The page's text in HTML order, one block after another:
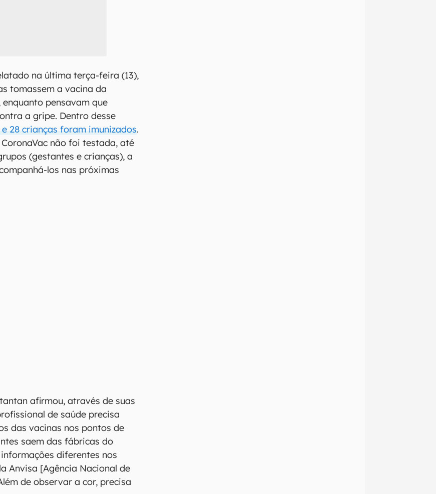
na última terça-feira (13),
tomassem a vacina da
enquanto pensavam que
a gripe. Dentro desse
28 crianças foram imunizados.
não foi testada, até
(gestantes e crianças), a
los nas próximas
afirmou, através de suas
de saúde precisa
das vacinas nos pontos de
saem das fábricas do
diferentes nos
Anvisa [Agência Nacional de
de observar a cor, precisa